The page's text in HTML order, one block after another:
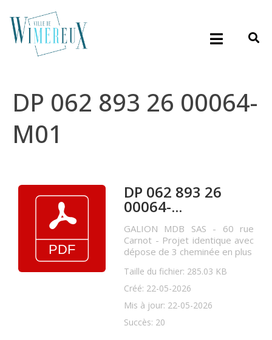
DP 062 893 26 00064-
M01
DP 062 893 26
00064-...
GALION MDB SAS - 60 rue
Carnot - Projet identique avec
dépose de 3 cheminée en plus
Taille du fichier: 285.03 KB
Créé: 22-05-2026
Mis à jour: 22-05-2026
Succès: 20